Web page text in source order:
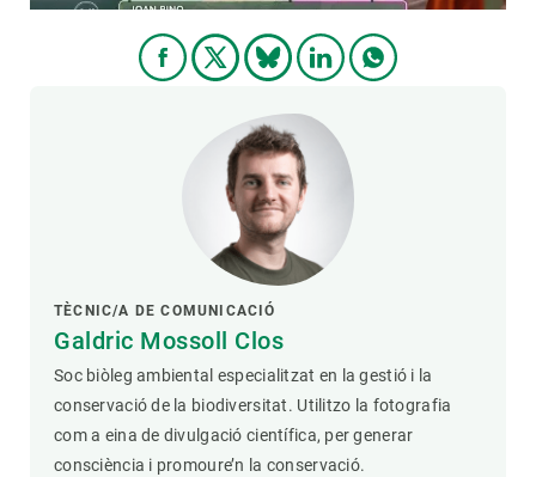
TÈCNIC/A DE COMUNICACIÓ
Galdric Mossoll Clos
Soc biòleg ambiental especialitzat en la gestió i la
conservació de la biodiversitat. Utilitzo la fotografia
com a eina de divulgació científica, per generar
consciència i promoure’n la conservació.